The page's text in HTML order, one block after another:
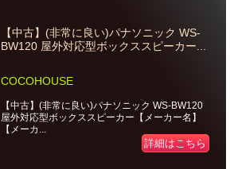
【中古】(非常に良い)パナソニック WS-
BW120 屋外対応型ボックススピーカー...
COCOHOUSE
【中古】(非常に良い)パナソニック WS-BW120
屋外対応型ボックススピーカー【メーカー名】
【メーカ...
詳細はこちら